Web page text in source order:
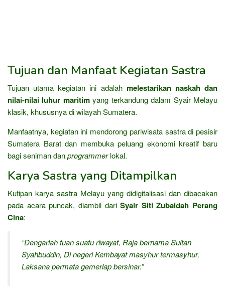
Tujuan dan Manfaat Kegiatan Sastra
Tujuan utama kegiatan ini adalah melestarikan naskah dan
nilai-nilai luhur maritimyang terkandung dalam Syair Melayu
klasik, khususnya di wilayah Sumatera.
Manfaatnya, kegiatan ini mendorong pariwisata sastra di pesisir
Sumatera Barat dan membuka peluang ekonomi kreatif baru
bagi seniman danprogrammerlokal.
Karya Sastra yang Ditampilkan
Kutipan karya sastra Melayu yang didigitalisasi dan dibacakan
pada acara puncak, diambil dariSyair Siti Zubaidah Perang
Cina:
“Dengarlah tuan suatu riwayat, Raja bernama Sultan
Syahbuddin, Di negeri Kembayat masyhur termasyhur,
Laksana permata gemerlap bersinar.”